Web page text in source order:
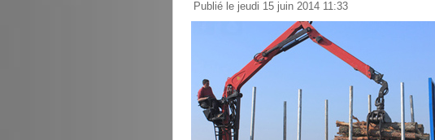
Publié le jeudi 15 juin 2014 11:33